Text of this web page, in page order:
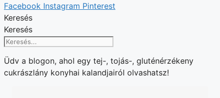
Facebook Instagram Pinterest
Keresés
Keresés
Üdv a blogon, ahol egy tej-, tojás-, gluténérzékeny
cukrászlány konyhai kalandjairól olvashatsz!